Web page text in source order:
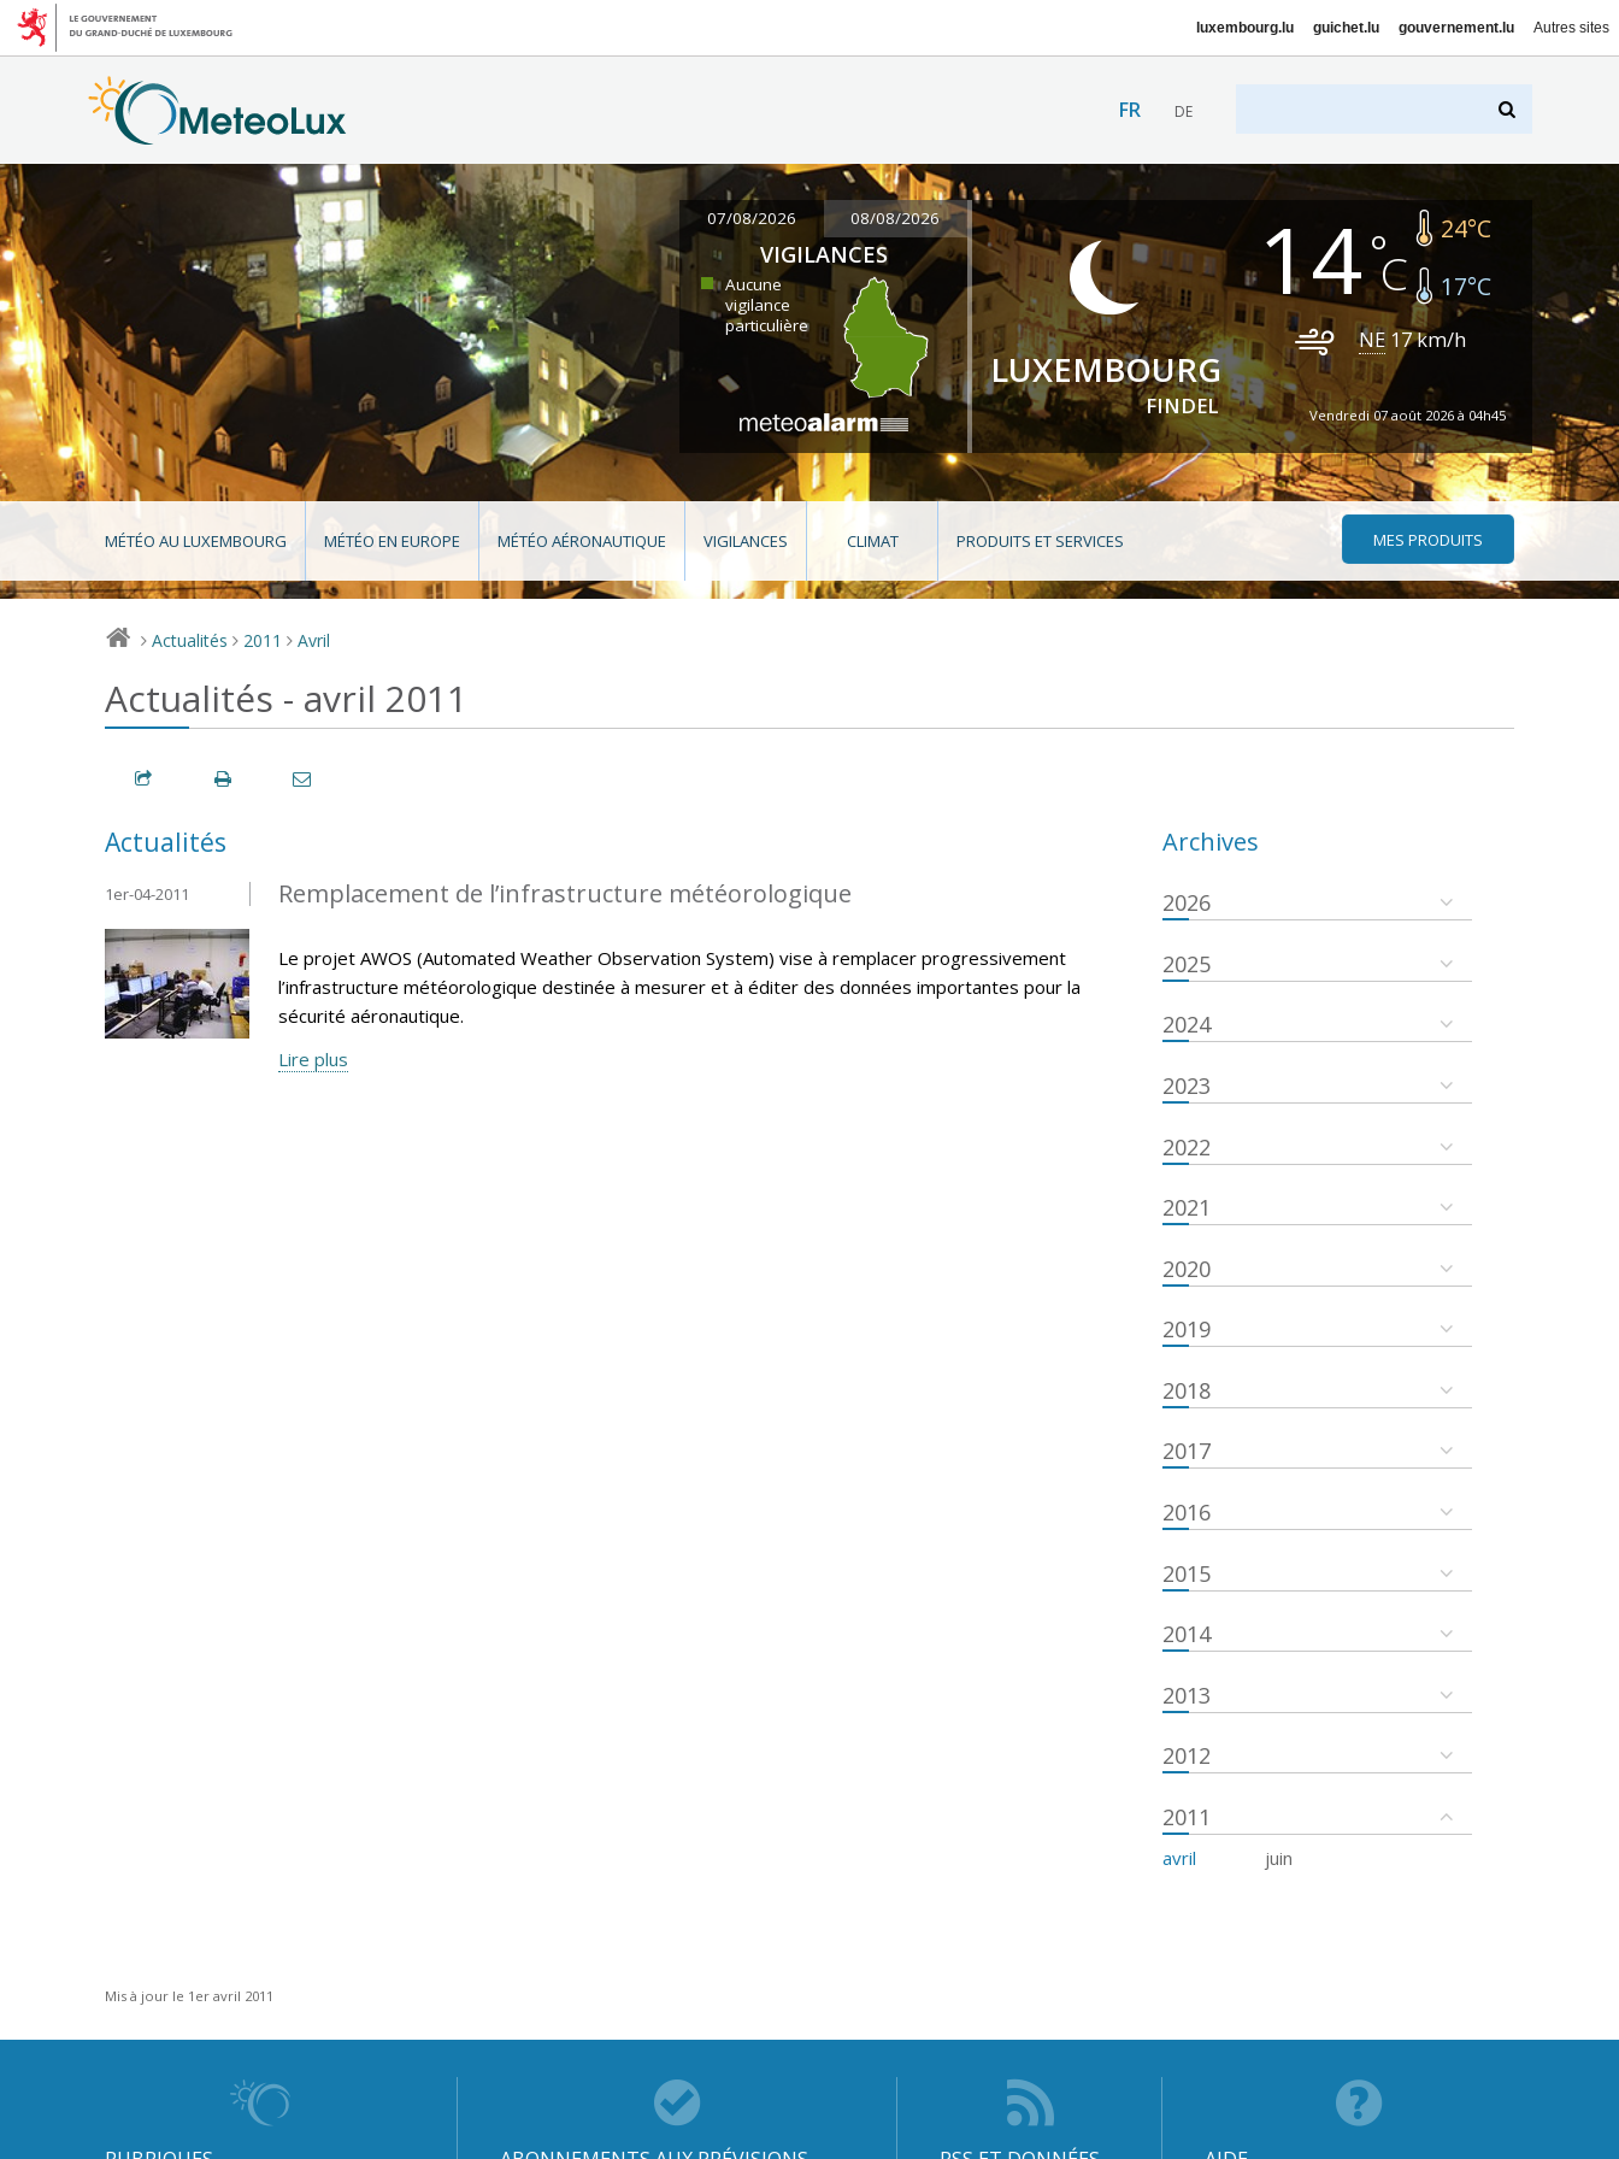
luxembourg.lu guichet.lu gouvernement.lu Autres sites
FR DE
07/08/2026 08/08/2026
VIGILANCES
Aucune
vigilance
particulière
LUXEMBOURG
FINDEL
14 24°C
17°C
NE 17km/h
Vendredi 07 août 2026 à 04h45
MÉTÉO AU LUXEMBOURG MÉTÉO EN EUROPE MÉTÉO AÉRONAUTIQUE VIGILANCES CLIMAT PRODUITS ET SERVICES MES PRODUITS
> Actualités > 2011 > Avril
Actualités - avril 2011
Actualités
Remplacement de l’infrastructure météorologique
1er-04-2011
Le projet AWOS (Automated Weather Observation System) vise à remplacer progressivement
l’infrastructure météorologique destinée à mesurer et à éditer des données importantes pour la
sécurité aéronautique.
Lire plus
Archives
2026
2025
2024
2023
2022
2021
2020
2019
2018
2017
2016
2015
2014
2013
2012
2011
avril juin
Mis à jour le 1er avril 2011